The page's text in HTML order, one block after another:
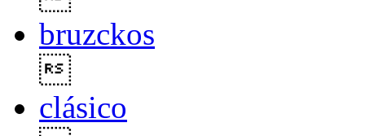
bruzckos
clásico